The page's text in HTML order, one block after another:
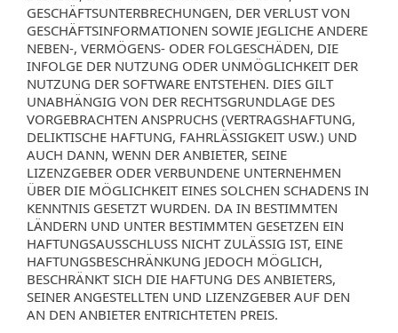
GESCHÄFTSUNTERBRECHUNGEN, DER VERLUST VON
GESCHÄFTSINFORMATIONEN SOWIE JEGLICHE ANDERE
NEBEN-, VERMÖGENS- ODER FOLGESCHÄDEN, DIE
INFOLGE DER NUTZUNG ODER UNMÖGLICHKEIT DER
NUTZUNG DER SOFTWARE ENTSTEHEN. DIES GILT
UNABHÄNGIG VON DER RECHTSGRUNDLAGE DES
VORGEBRACHTEN ANSPRUCHS (VERTRAGSHAFTUNG,
DELIKTISCHE HAFTUNG, FAHRLÄSSIGKEIT USW.) UND
AUCH DANN, WENN DER ANBIETER, SEINE
LIZENZGEBER ODER VERBUNDENE UNTERNEHMEN
ÜBER DIE MÖGLICHKEIT EINES SOLCHEN SCHADENS IN
KENNTNIS GESETZT WURDEN. DA IN BESTIMMTEN
LÄNDERN UND UNTER BESTIMMTEN GESETZEN EIN
HAFTUNGSAUSSCHLUSS NICHT ZULÄSSIG IST, EINE
HAFTUNGSBESCHRÄNKUNG JEDOCH MÖGLICH,
BESCHRÄNKT SICH DIE HAFTUNG DES ANBIETERS,
SEINER ANGESTELLTEN UND LIZENZGEBER AUF DEN
AN DEN ANBIETER ENTRICHTETEN PREIS.